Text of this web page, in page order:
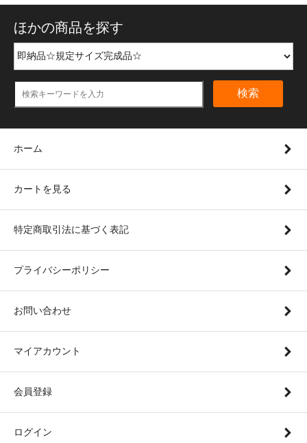
ほかの商品を探す
検索
ホーム
カートを見る
特定商取引法に基づく表記
プライバシーポリシー
お問い合わせ
マイアカウント
会員登録
ログイン